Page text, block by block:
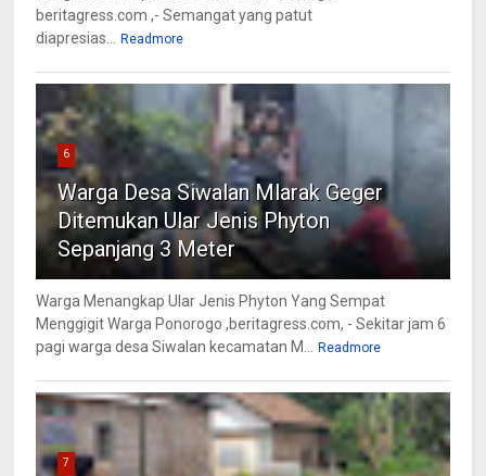
beritagress.com ,- Semangat yang patut
diapresias... Readmore
6
Warga Desa Siwalan Mlarak Geger
Ditemukan Ular Jenis Phyton
Sepanjang 3 Meter
Warga Menangkap Ular Jenis Phyton Yang Sempat
Menggigit Warga Ponorogo ,beritagress.com, - Sekitar jam 6
pagi warga desa Siwalan kecamatan M... Readmore
7